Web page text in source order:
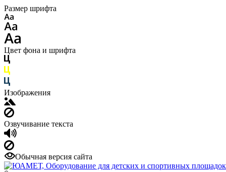
Размер шрифта
Цвет фона и шрифта
Изображения
Озвучивание текста
Обычная версия сайта